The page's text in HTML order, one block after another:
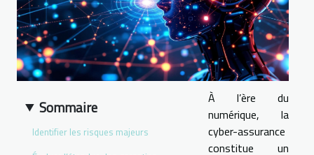
Sommaire
Identifier les risques majeurs
À l’ère du
numérique, la
cyber-assurance
constitue un